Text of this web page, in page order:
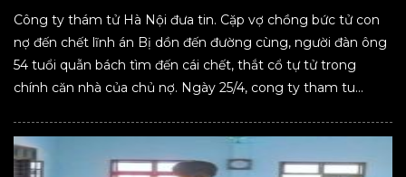
Công ty thám tử Hà Nội đưa tin. Cặp vợ chồng bức tử con
nợ đến chết lĩnh án Bị dồn đến đường cùng, người đàn ông
54 tuổi quẫn bách tìm đến cái chết, thắt cổ tự tử trong
chính căn nhà của chủ nợ. Ngày 25/4, cong ty tham tu...